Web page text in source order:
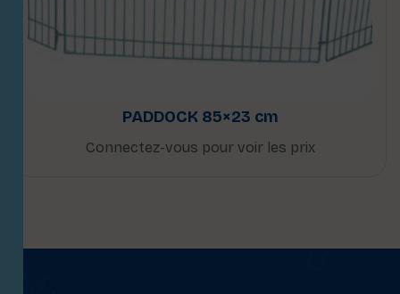
PADDOCK 85×23 cm
Connectez-vous pour voir les prix